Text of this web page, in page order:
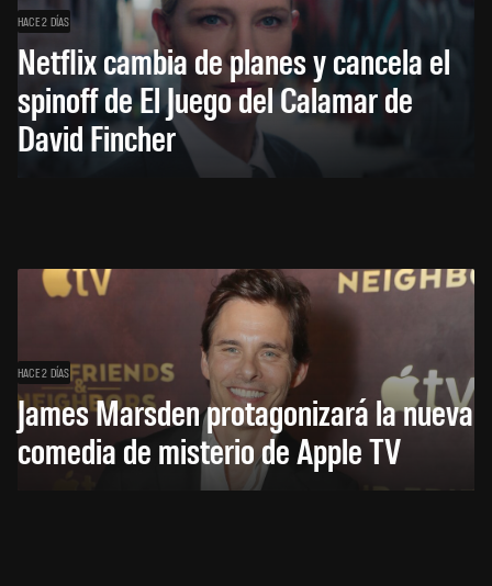
HACE 2 DÍAS
Netflix cambia de planes y cancela el
spinoff de El Juego del Calamar de
David Fincher
HACE 2 DÍAS
James Marsden protagonizará la nueva
comedia de misterio de Apple TV